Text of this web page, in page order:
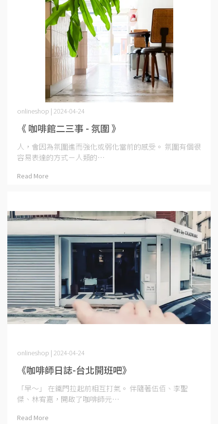
《 咖啡館二三事 - 氛圍 》
onlineshop | 2024-04-24
人，會因為氛圍進而強化或弱化當前的感受。 氛圍有個很
容易表達的方式－人類的⋯
Read More
《咖啡師日誌-台北開班吧》
onlineshop | 2024-04-24
「早～」 在鐵門拉起前相互打氣。 伴隨著伍佰、李聖
傑、林宥嘉，開啟了咖啡師元⋯
Read More